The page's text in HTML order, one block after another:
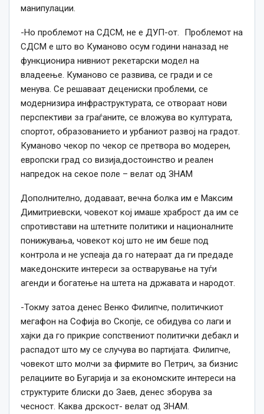
манипулации.
-Но проблемот на СДСМ, не е ДУП-от. Проблемот на
СДСМ е што во Куманово осум години наназад не
функционира нивниот рекетарски модел на
владеење. Куманово се развива, се гради и се
менува. Се решаваат децениски проблеми, се
модернизира инфраструктурата, се отвораат нови
перспективи за граѓаните, се вложува во културата,
спортот, образованието и урбаниот развој на градот.
Куманово чекор по чекор се претвора во модерен,
европски град со визија,достоинство и реален
напредок на секое поле – велат од ЗНАМ
Дополнително, додаваат, вечна болка им е Максим
Димитриевски, човекот кој имаше храброст да им се
спротивстави на штетните политики и националните
понижувања, човекот кој што не им беше под
контрола и не успеаја да го натераат да ги предаде
македонските интереси за остварување на туѓи
агенди и богатење на штета на државата и народот.
-Токму затоа денес Венко Филипче, политичкиот
мегафон на Софија во Скопје, се обидува со лаги и
хајки да го прикрие сопствениот политички дебакл и
распадот што му се случува во партијата. Филипче,
човекот што молчи за фирмите во Петрич, за бизнис
релациите во Бугарија и за економските интереси на
структурите блиски до Заев, денес зборува за
чесност. Каква дрскост- велат од ЗНАМ.